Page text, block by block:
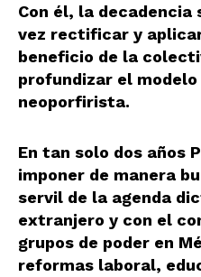
Con él, la decadencia
vez rectificar y
beneficio de la
profundizar el
neoporfirista.
En tan solo dos años
imponer de manera
servil de la agenda
extranjero y con el
grupos de poder en
reformas laboral,